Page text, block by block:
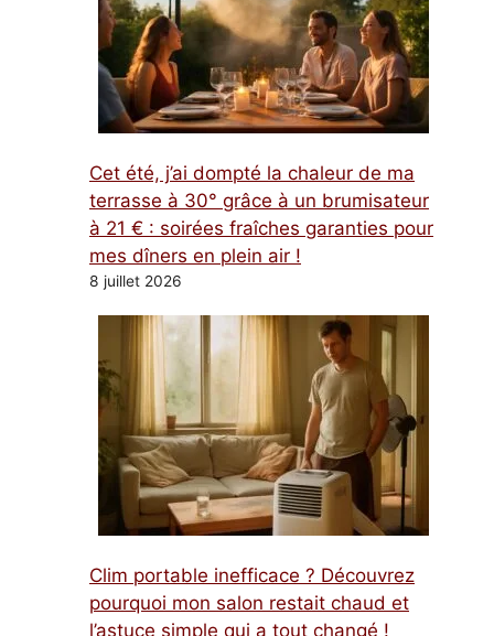
Cet été, j’ai dompté la chaleur de ma
terrasse à 30° grâce à un brumisateur
à 21 € : soirées fraîches garanties pour
mes dîners en plein air !
8 juillet 2026
Clim portable inefficace ? Découvrez
pourquoi mon salon restait chaud et
l’astuce simple qui a tout changé !